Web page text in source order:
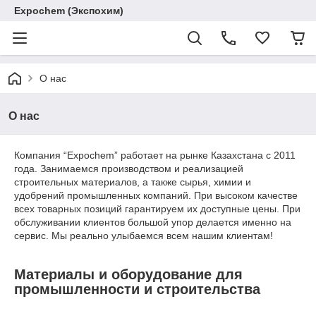
Expochem (Экспохим)
О нас
О нас
Компания “Expochem” работает на рынке Казахстана с 2011
года. Занимаемся производством и реализацией
строительных материалов, а также сырья, химии и
удобрений промышленных компаний. При высоком качестве
всех товарных позиций гарантируем их доступные цены. При
обслуживании клиентов большой упор делается именно на
сервис. Мы реально улыбаемся всем нашим клиентам!
Материалы и оборудование для
промышленности и строительства